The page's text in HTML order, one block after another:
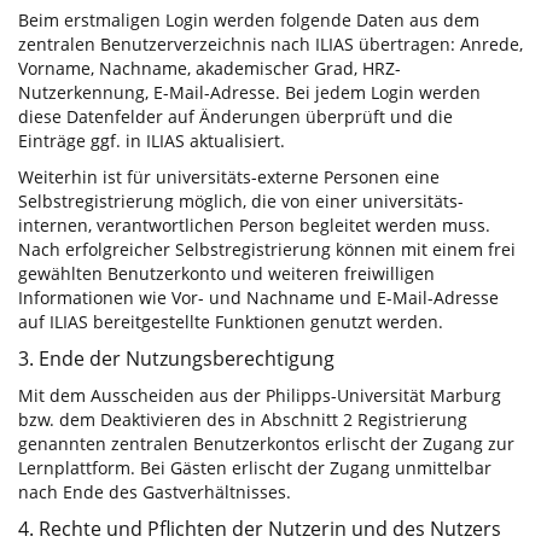
Beim erstmaligen Login werden folgende Daten aus dem
zentralen Benutzerverzeichnis nach ILIAS übertragen: Anrede,
Vorname, Nachname, akademischer Grad, HRZ-
Nutzerkennung, E-Mail-Adresse. Bei jedem Login werden
diese Datenfelder auf Änderungen überprüft und die
Einträge ggf. in ILIAS aktualisiert.
Weiterhin ist für universitäts-externe Personen eine
Selbstregistrierung möglich, die von einer universitäts-
internen, verantwortlichen Person begleitet werden muss.
Nach erfolgreicher Selbstregistrierung können mit einem frei
gewählten Benutzerkonto und weiteren freiwilligen
Informationen wie Vor- und Nachname und E-Mail-Adresse
auf ILIAS bereitgestellte Funktionen genutzt werden.
3. Ende der Nutzungsberechtigung
Mit dem Ausscheiden aus der Philipps-Universität Marburg
bzw. dem Deaktivieren des in Abschnitt 2 Registrierung
genannten zentralen Benutzerkontos erlischt der Zugang zur
Lernplattform. Bei Gästen erlischt der Zugang unmittelbar
nach Ende des Gastverhältnisses.
4. Rechte und Pflichten der Nutzerin und des Nutzers